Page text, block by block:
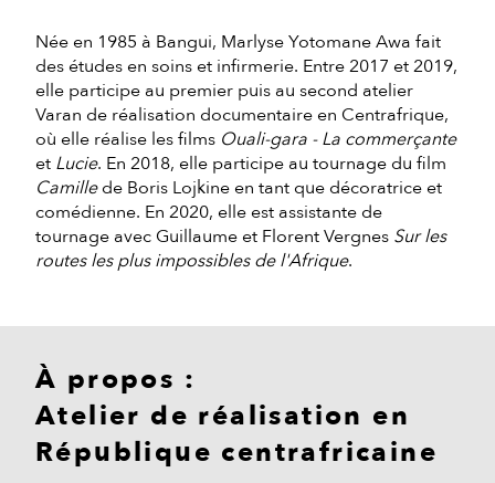
Née en 1985 à Bangui, Marlyse Yotomane Awa fait
des études en soins et infirmerie. Entre 2017 et 2019,
elle participe au premier puis au second atelier
Varan de réalisation documentaire en Centrafrique,
où elle réalise les films Ouali-gara - La commerçante
et Lucie. En 2018, elle participe au tournage du film
Camillede Boris Lojkine en tant que décoratrice et
comédienne. En 2020, elle est assistante de
tournage avec Guillaume et Florent Vergnes Sur les
routes les plus impossibles de l'Afrique.
À propos :
Atelier de réalisation en
République centrafricaine